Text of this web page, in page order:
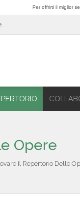
Per offrirti il miglior
Opere
Il Repertorio Delle